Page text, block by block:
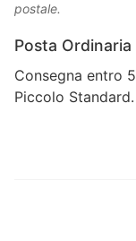
postale.
Posta
Consegna entro
Piccolo Standard.